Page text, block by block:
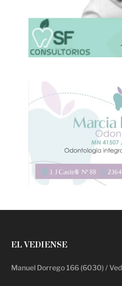
EL VEDIENSE
Manuel Dorrego 166 (6030) /